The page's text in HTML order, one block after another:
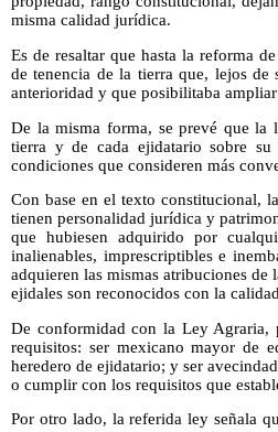
misma calidad jurídica.
Es de resaltar que hasta la reforma
de tenencia de la tierra que, lejos
anterioridad y que posibilitaba
De la misma forma, se prevé que la
tierra y de cada ejidatario sobre su
condiciones que consideren más
Con base en el texto constitucional,
tienen personalidad jurídica y
que hubiesen adquirido por
inalienables, imprescriptibles e
adquieren las mismas atribuciones de
ejidales son reconocidos con la
De conformidad con la Ley Agraria,
requisitos: ser mexicano mayor de
heredero de ejidatario; y ser
o cumplir con los requisitos que
Por otro lado, la referida ley señala